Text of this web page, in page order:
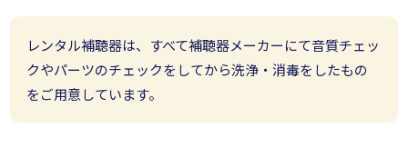
レンタル補聴器は、すべて補聴器メーカーにて音質チェッ
クやパーツのチェックをしてから洗浄・消毒をしたもの
をご用意しています。